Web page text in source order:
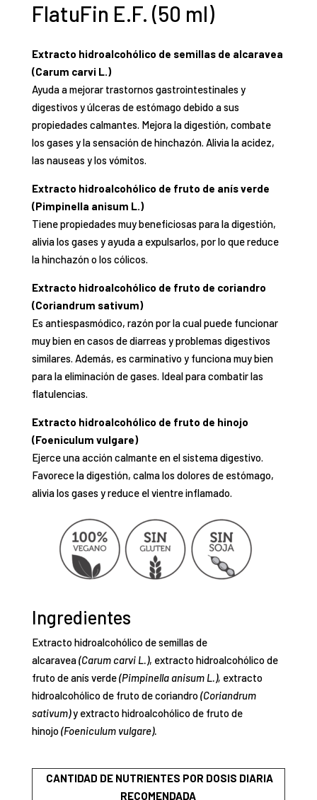
FlatuFin E.F. (50 ml)
Extracto hidroalcohólico de semillas de alcaravea
(Carum carvi L.)
Ayuda a mejorar trastornos gastrointestinales y
digestivos y úlceras de estómago debido a sus
propiedades calmantes. Mejora la digestión, combate
los gases y la sensación de hinchazón. Alivia la acidez,
las nauseas y los vómitos.
Extracto hidroalcohólico de fruto de anís verde
(Pimpinella anisum L.)
Tiene propiedades muy beneficiosas para la digestión,
alivia los gases y ayuda a expulsarlos, por lo que reduce
la hinchazón o los cólicos.
Extracto hidroalcohólico de fruto de coriandro
(Coriandrum sativum)
Es antiespasmódico, razón por la cual puede funcionar
muy bien en casos de diarreas y problemas digestivos
similares. Además, es carminativoy funciona muy bien
para la eliminación de gases. Ideal para combatir las
flatulencias.
Extracto hidroalcohólico de fruto de hinojo
(Foeniculum vulgare)
Ejerce una acción calmante en el sistema digestivo.
Favorece la digestión, calma los dolores de estómago,
alivia los gases y reduce el vientre inflamado.
Ingredientes
Extracto hidroalcohólico de semillas de
alcaravea(Carum carvi L.), extracto hidroalcohólico de
fruto de anís verde(Pimpinella anisum L.), extracto
hidroalcohólico de fruto de coriandro(Coriandrum
sativum)y extracto hidroalcohólico de fruto de
hinojo(Foeniculum vulgare).
CANTIDAD DE NUTRIENTES POR DOSIS DIARIA
RECOMENDADA